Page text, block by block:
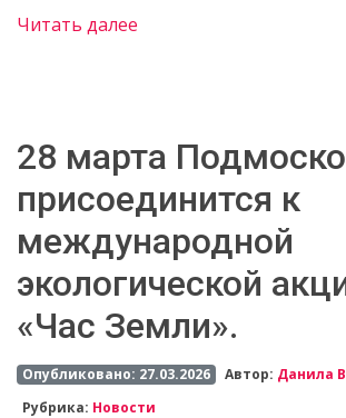
Читать далее
28 марта
присоединится к
международной
экологической
«Час Земли».
Опубликовано: 27.03.2026 Автор: Данила
Рубрика: Новости